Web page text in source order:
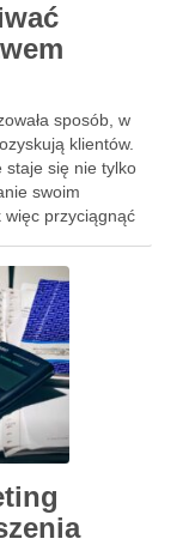
sposób, w
klientów.
staje się nie tylko
swoim
więc przyciągnąć
które